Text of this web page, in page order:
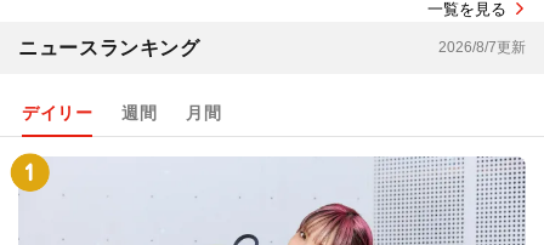
一覧を見る
ニュースランキング 2026/8/7更新
デイリー 週間 月間